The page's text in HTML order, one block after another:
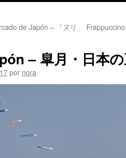
de Japón – 「ヌリ
– 皐月・日本
por nora